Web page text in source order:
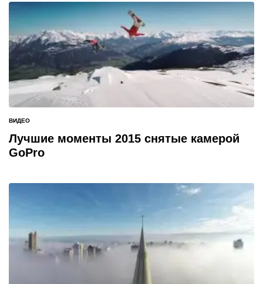
ОПУБЛИКОВАНО
В
ВИДЕО
Лучшие моменты 2015 снятые камерой
GoPro